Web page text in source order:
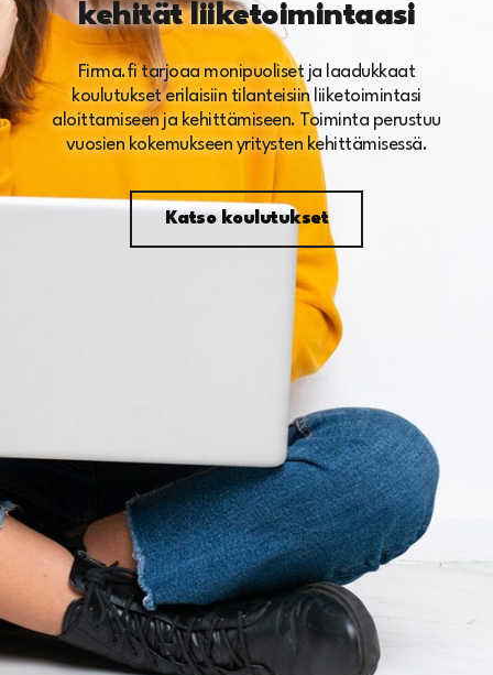
kehität liiketoimintaasi
Firma.fi tarjoaa monipuoliset ja laadukkaat
koulutukset erilaisiin tilanteisiin liiketoimintasi
aloittamiseen ja kehittämiseen. Toiminta perustuu
vuosien kokemukseen yritysten kehittämisessä.
Katso koulutukset